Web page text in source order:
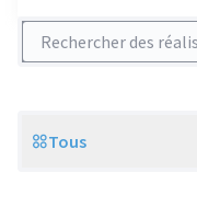
Rechercher des
Scope
Tous